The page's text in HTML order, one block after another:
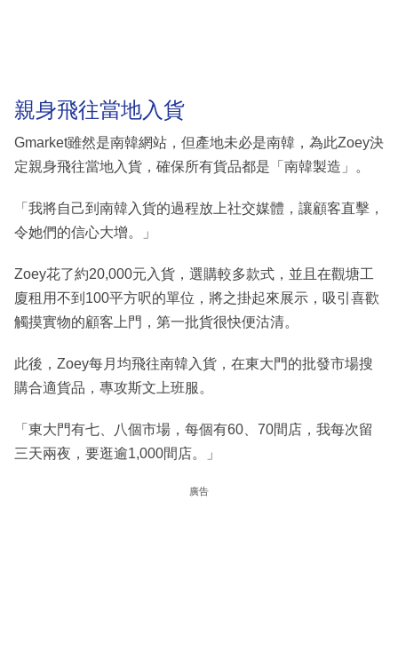
親身飛往當地入貨
Gmarket雖然是南韓網站，但產地未必是南韓，為此Zoey決
定親身飛往當地入貨，確保所有貨品都是「南韓製造」。
「我將自己到南韓入貨的過程放上社交媒體，讓顧客直擊，
令她們的信心大增。」
Zoey花了約20,000元入貨，選購較多款式，並且在觀塘工
廈租用不到100平方呎的單位，將之掛起來展示，吸引喜歡
觸摸實物的顧客上門，第一批貨很快便沽清。
此後，Zoey每月均飛往南韓入貨，在東大門的批發市場搜
購合適貨品，專攻斯文上班服。
「東大門有七、八個市場，每個有60、70間店，我每次留
三天兩夜，要逛逾1,000間店。」
廣告